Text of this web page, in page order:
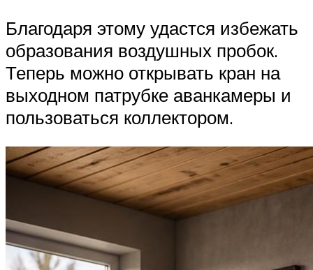
Благодаря этому удастся избежать
образования воздушных пробок.
Теперь можно открывать кран на
выходном патрубке аванкамеры и
пользоваться коллектором.